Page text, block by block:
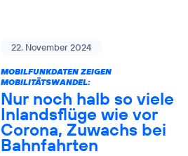
22. November 2024
MOBILFUNKDATEN ZEIGEN
MOBILITÄTSWANDEL:
Nur noch halb so viele
Inlandsflüge wie vor
Corona, Zuwachs bei
Bahnfahrten